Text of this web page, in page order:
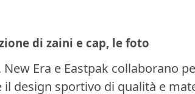
di zaini e cap, le foto
Era e Eastpak collaborano
il design sportivo di qualità e